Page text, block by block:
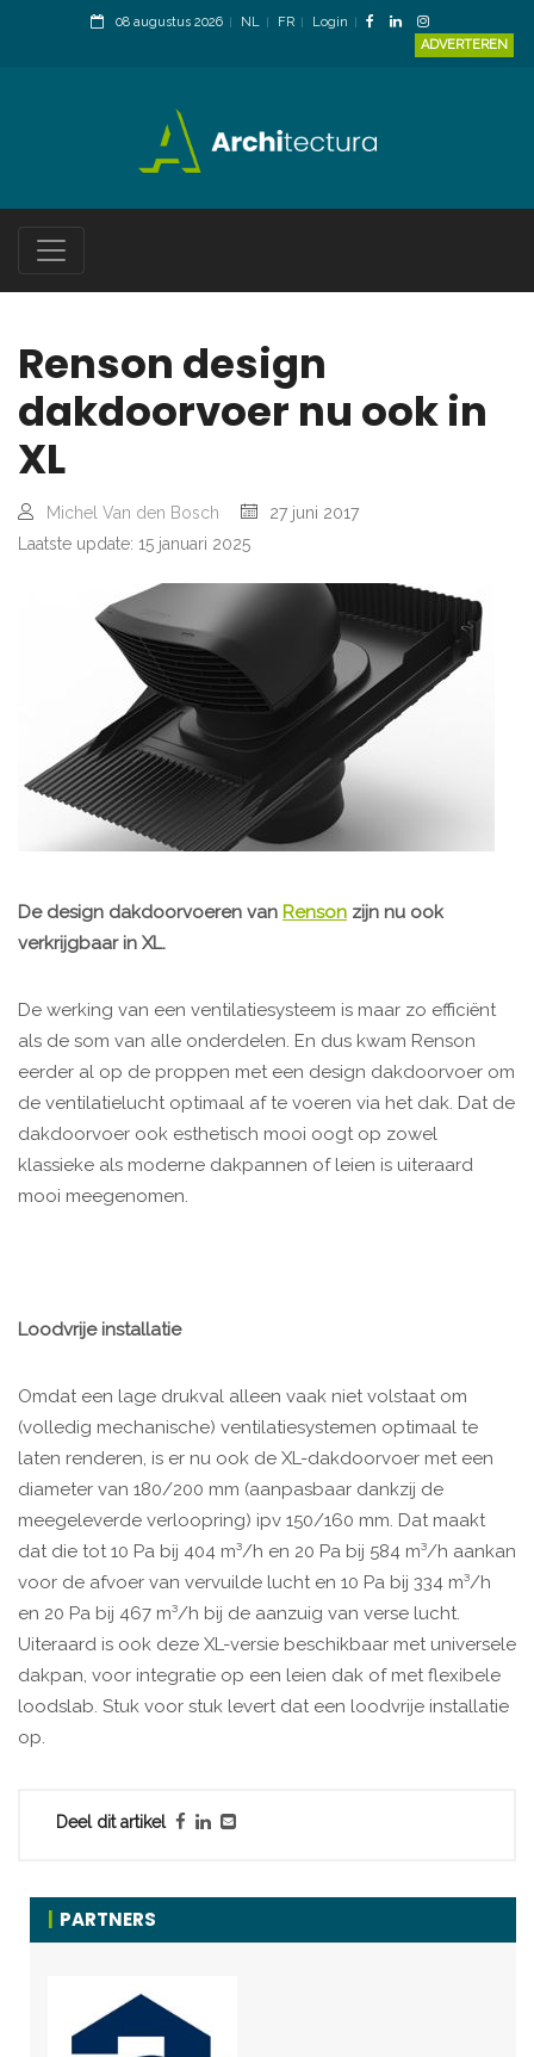
08 augustus 2026 NL FR
Login
ADVERTEREN
Renson design
dakdoorvoer nu ook in
XL
Michel Van den Bosch
27 juni 2017
Laatste update: 15 januari 2025
De design dakdoorvoeren van Renson zijn nu ook
verkrijgbaar in XL.
De werking van een ventilatiesysteem is maar zo efficiënt
als de som van alle onderdelen. En dus kwam Renson
eerder al op de proppen met een design dakdoorvoer om
de ventilatielucht optimaal af te voeren via het dak. Dat de
dakdoorvoer ook esthetisch mooi oogt op zowel
klassieke als moderne dakpannen of leien is uiteraard
mooi meegenomen.
Loodvrije installatie
Omdat een lage drukval alleen vaak niet volstaat om
(volledig mechanische) ventilatiesystemen optimaal te
laten renderen, is er nu ook de XL-dakdoorvoer met een
diameter van 180/200 mm (aanpasbaar dankzij de
meegeleverde verloopring) ipv 150/160 mm. Dat maakt
dat die tot 10 Pa bij 404 m³/h en 20 Pa bij 584 m³/h aankan
voor de afvoer van vervuilde lucht en 10 Pa bij 334 m³/h
en 20 Pa bij 467 m³/h bij de aanzuig van verse lucht.
Uiteraard is ook deze XL-versie beschikbaar met universele
dakpan, voor integratie op een leien dak of met flexibele
loodslab. Stuk voor stuk levert dat een loodvrije installatie
op.
Deel dit artikel
PARTNERS